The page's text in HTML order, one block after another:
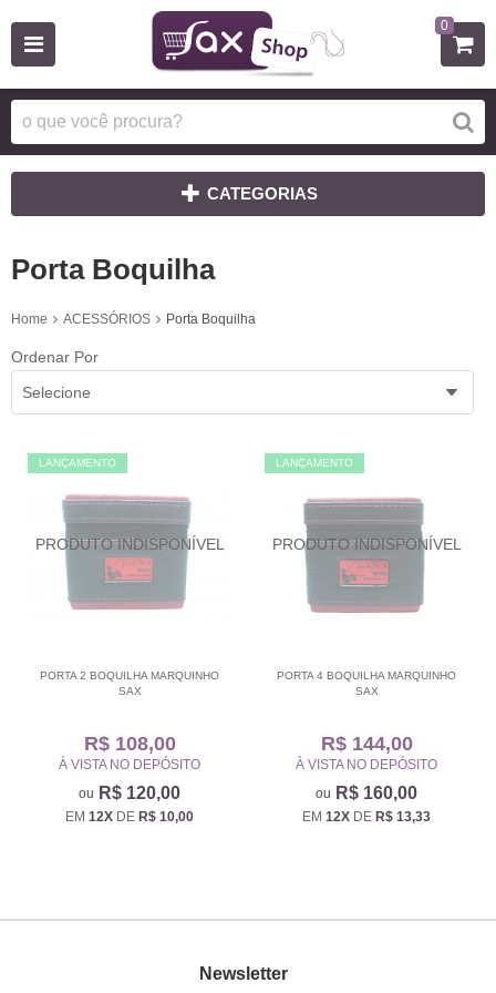
0
CATEGORIAS
Porta Boquilha
Home ACESSÓRIOS Porta Boquilha
Ordenar Por
Selecione
LANÇAMENTO
PORTA 2 BOQUILHA MARQUINHO
SAX
R$ 108,00
À VISTA NO DEPÓSITO
R$ 120,00
EM 12X DE R$ 10,00
LANÇAMENTO
PORTA 4 BOQUILHA MARQUINHO
SAX
R$ 144,00
À VISTA NO DEPÓSITO
R$ 160,00
EM 12X DE R$ 13,33
Newsletter